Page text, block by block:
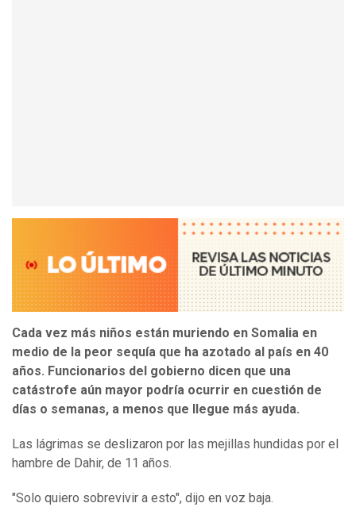
Cada vez más niños están muriendo en Somalia en
medio de la peor sequía que ha azotado al país en 40
años. Funcionarios del gobierno dicen que una
catástrofe aún mayor podría ocurrir en cuestión de
días o semanas, a menos que llegue más ayuda.
Las lágrimas se deslizaron por las mejillas hundidas por el
hambre de Dahir, de 11 años.
"Solo quiero sobrevivir a esto", dijo en voz baja.